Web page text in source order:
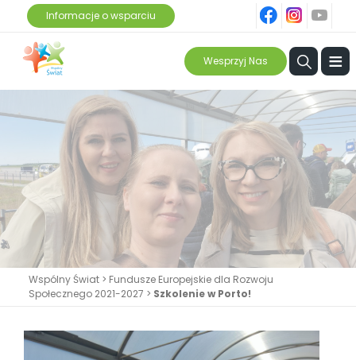
Informacje o wsparciu
ins
Wesprzyj Nas ≡
Wspólny Świat > Fundusze Europejskie dla Rozwoju
Społecznego 2021-2027 > Szkolenie w Porto!